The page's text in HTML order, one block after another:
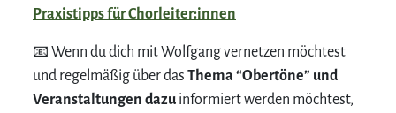
Praxistipps für Chorleiter:innen
📧 Wenn du dich mit Wolfgang vernetzen möchtest
und regelmäßig über das Thema “Obertöne” und
Veranstaltungen dazu informiert werden möchtest,